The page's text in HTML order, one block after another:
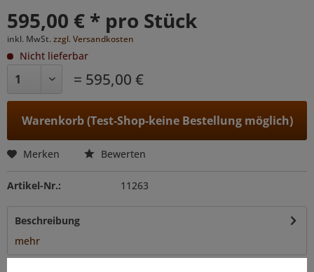
595,00 € * pro Stück
inkl. MwSt. zzgl. Versandkosten
Nicht lieferbar
= 595,00 €
Warenkorb (Test-Shop-keine Bestellung möglich)
Merken Bewerten
Artikel-Nr.: 11263
Beschreibung
mehr